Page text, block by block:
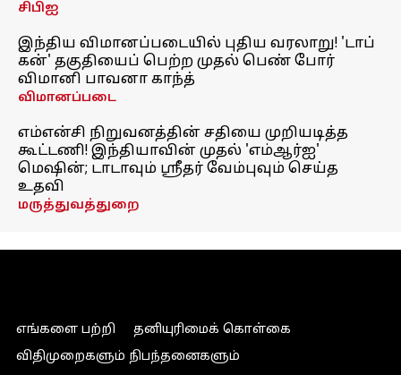
சிபிஐ
இந்திய விமானப்படையில் புதிய வரலாறு! 'டாப்
கன்' தகுதியைப் பெற்ற முதல் பெண் போர்
விமானி பாவனா காந்த்
விமானப்படை
எம்என்சி நிறுவனத்தின் சதியை முறியடித்த
கூட்டணி! இந்தியாவின் முதல் 'எம்ஆர்ஐ'
மெஷின்; டாடாவும் ஸ்ரீதர் வேம்புவும் செய்த
உதவி
மருத்துவத்துறை
எங்களை பற்றி
தனியுரிமைக் கொள்கை
விதிமுறைகளும் நிபந்தனைகளும்